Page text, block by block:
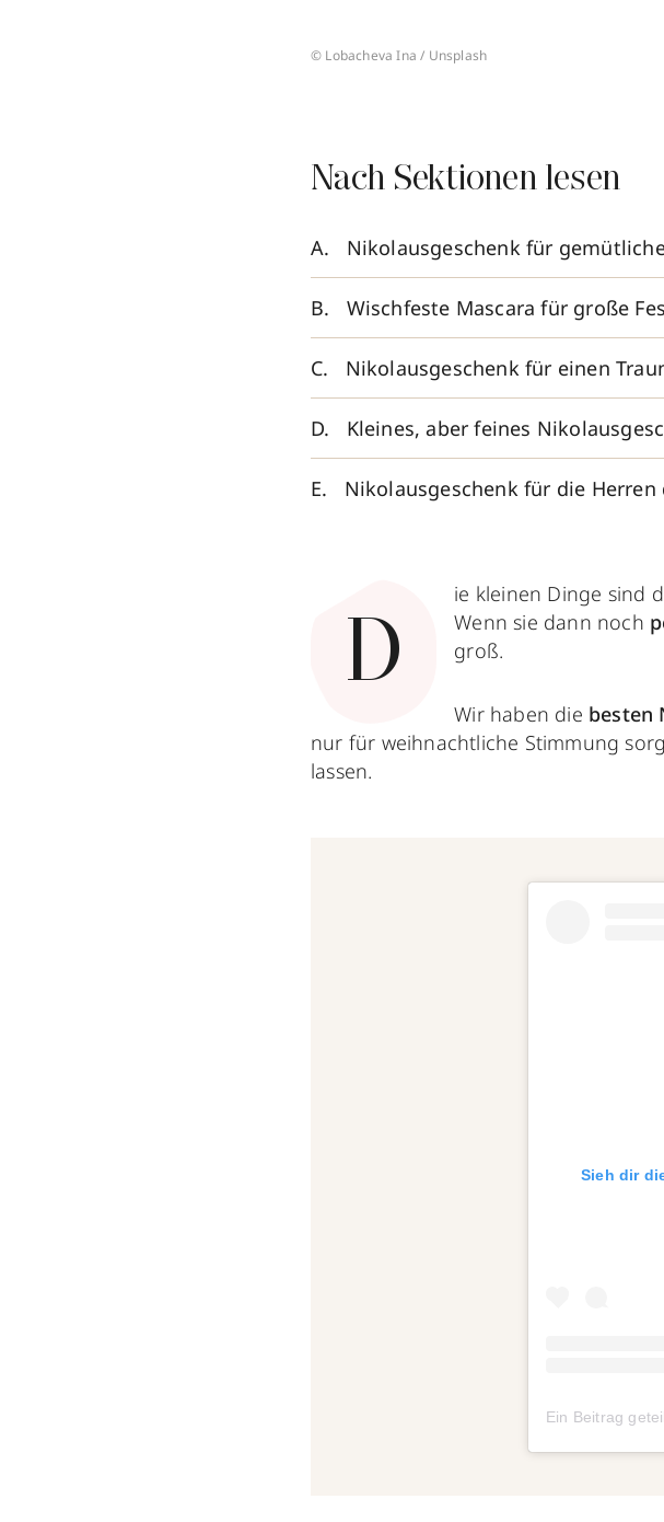
© Lobacheva Ina / Unsplash
Nach Sektionen lesen
Nikolausgeschenk für
Wischfeste Mascara für große
Nikolausgeschenk für einen
Kleines, aber feines
Nikolausgeschenk für die Herren
D
ie kleinen Dinge sind
Wenn sie dann noch
groß.
Wir haben die besten
nur für weihnachtliche Stimmung
lassen.
Sieh dir